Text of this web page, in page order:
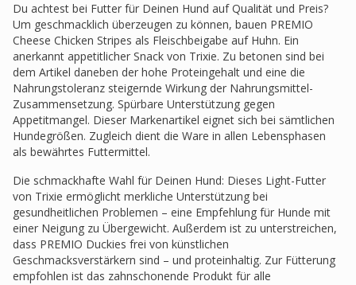
Du achtest bei Futter für Deinen Hund auf Qualität und Preis?
Um geschmacklich überzeugen zu können, bauen PREMIO
Cheese Chicken Stripes als Fleischbeigabe auf Huhn. Ein
anerkannt appetitlicher Snack von Trixie. Zu betonen sind bei
dem Artikel daneben der hohe Proteingehalt und eine die
Nahrungstoleranz steigernde Wirkung der Nahrungsmittel-
Zusammensetzung. Spürbare Unterstützung gegen
Appetitmangel. Dieser Markenartikel eignet sich bei sämtlichen
Hundegrößen. Zugleich dient die Ware in allen Lebensphasen
als bewährtes Futtermittel.
Die schmackhafte Wahl für Deinen Hund: Dieses Light-Futter
von Trixie ermöglicht merkliche Unterstützung bei
gesundheitlichen Problemen – eine Empfehlung für Hunde mit
einer Neigung zu Übergewicht. Außerdem ist zu unterstreichen,
dass PREMIO Duckies frei von künstlichen
Geschmacksverstärkern sind – und proteinhaltig. Zur Fütterung
empfohlen ist das zahnschonende Produkt für alle